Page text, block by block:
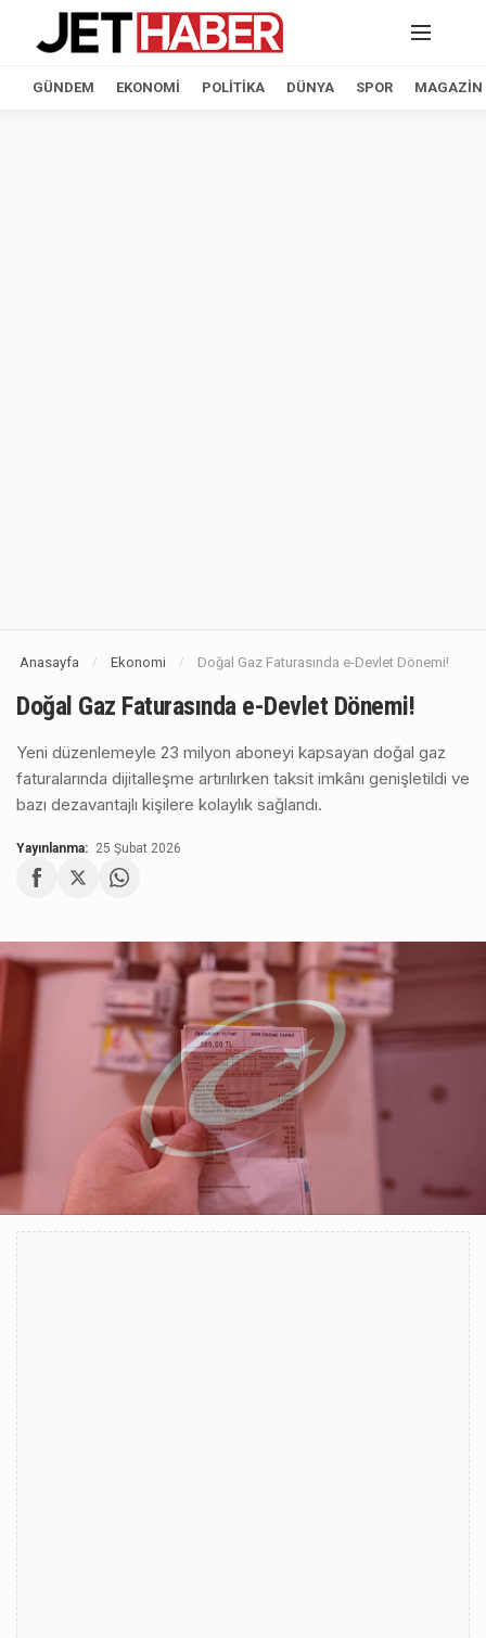
GÜNDEM EKONOMI POLITIKA DÜNYA SPOR MAGAZIN
Anasayfa / Ekonomi / Doğal Gaz Faturasında e-Devlet Dönemi!
Doğal Gaz Faturasında e-Devlet Dönemi!
Yeni düzenlemeyle 23 milyon aboneyi kapsayan doğal gaz
faturalarında dijitalleşme artırılırken taksit imkânı genişletildi ve
bazı dezavantajlı kişilere kolaylık sağlandı.
Yayınlanma: 25 Şubat 2026